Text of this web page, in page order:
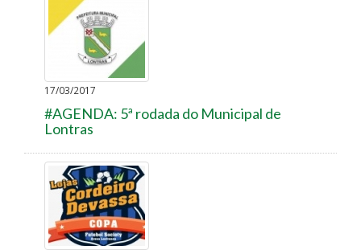
17/03/2017
#AGENDA: 5ª rodada do Municipal de
Lontras